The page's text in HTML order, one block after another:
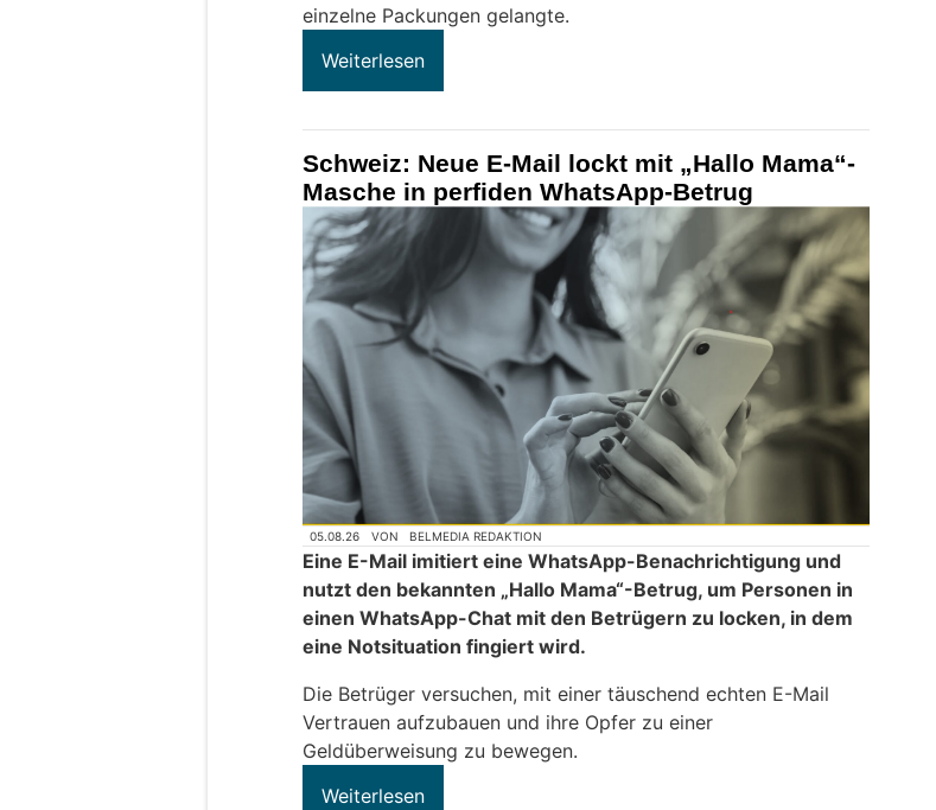
einzelne Packungen gelangte.
Weiterlesen
Schweiz: Neue E-Mail lockt mit „Hallo Mama“-
Masche in perfiden WhatsApp-Betrug
05.08.26 VON BELMEDIA REDAKTION
Eine E-Mail imitiert eine WhatsApp-Benachrichtigung und
nutzt den bekannten „Hallo Mama“-Betrug, um Personen in
einen WhatsApp-Chat mit den Betrügern zu locken, in dem
eine Notsituation fingiert wird.
Die Betrüger versuchen, mit einer täuschend echten E-Mail
Vertrauen aufzubauen und ihre Opfer zu einer
Geldüberweisung zu bewegen.
Weiterlesen